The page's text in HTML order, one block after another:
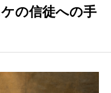
の信徒への手